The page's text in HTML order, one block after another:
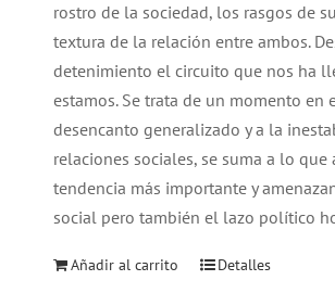
rostro de la sociedad, los rasgos de
textura de la relación entre ambos.
detenimiento el circuito que nos ha
estamos. Se trata de un momento en
desencanto generalizado y a la
relaciones sociales, se suma a lo que
tendencia más importante y
social pero también el lazo político
Añadir al carrito Detalles